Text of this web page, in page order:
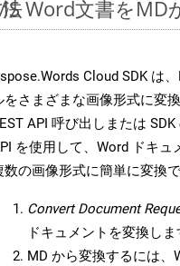
Word文書をMD
Cloud SDK は
をさまざまな画像形式に変
API 呼び出しまたは
を使用して、Word ドキュ
数の画像形式に簡単に変換で
Convert Document
ドキュメントを変換しま
MD から変換するには